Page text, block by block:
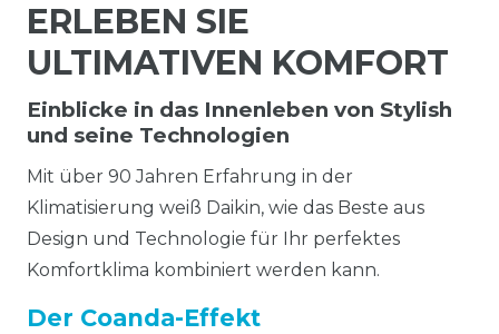
ERLEBEN SIE
ULTIMATIVEN KOMFORT
Einblicke in das Innenleben von Stylish
und seine Technologien
Mit über 90 Jahren Erfahrung in der
Klimatisierung weiß Daikin, wie das Beste aus
Design und Technologie für Ihr perfektes
Komfortklima kombiniert werden kann.
Der Coanda-Effekt